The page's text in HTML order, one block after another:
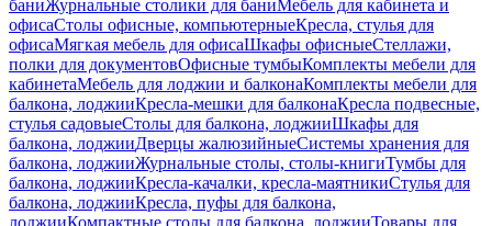
баниЖурнальные столики для баниМебель для кабинета и
офисаСтолы офисные, компьютерныеКресла, стулья для
офисаМягкая мебель для офисаШкафы офисныеСтеллажи,
полки для документовОфисные тумбыКомплекты мебели для
кабинетаМебель для лоджии и балконаКомплекты мебели для
балкона, лоджииКресла-мешки для балконаКресла подвесные,
стулья садовыеСтолы для балкона, лоджииШкафы для
балкона, лоджииДверцы жалюзийныеСистемы хранения для
балкона, лоджииЖурнальные столы, столы-книгиТумбы для
балкона, лоджииКресла-качалки, кресла-маятникиСтулья для
балкона, лоджииКресла, пуфы для балкона,
лоджииКомпактные столы для балкона, лоджииТовары для